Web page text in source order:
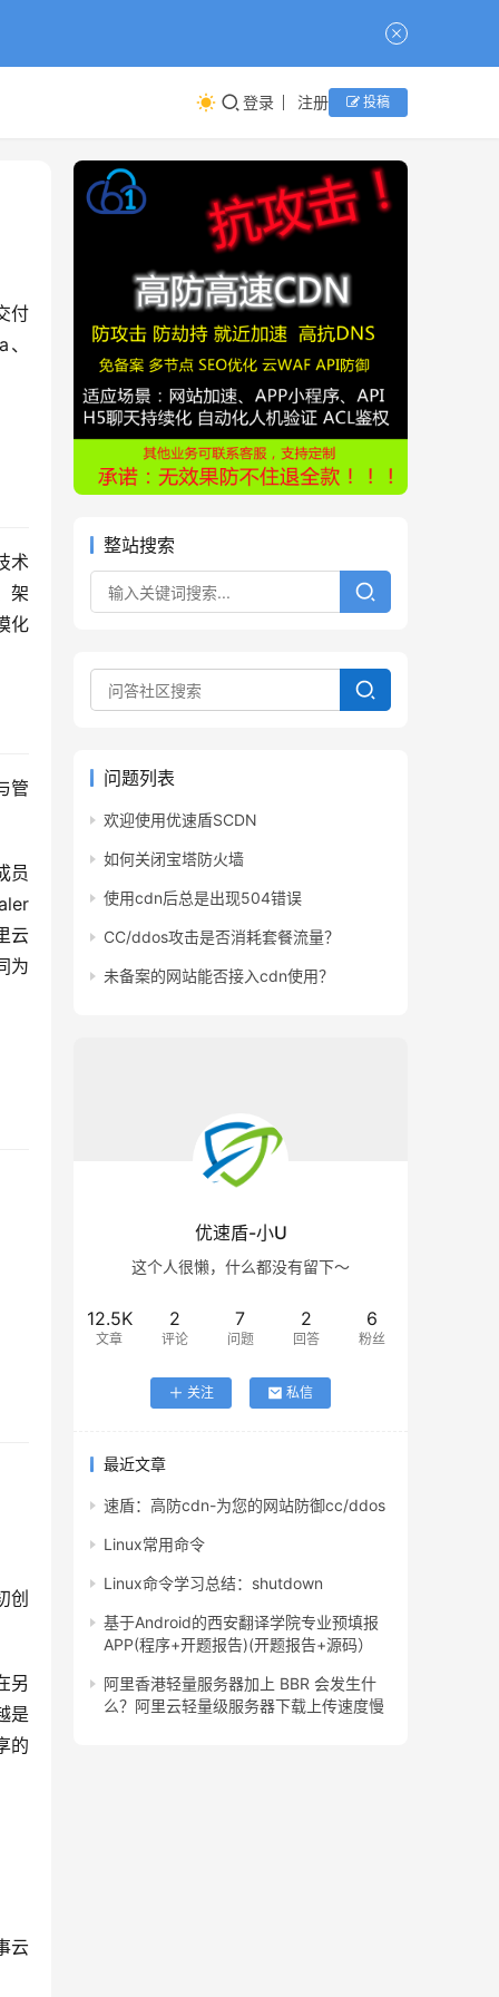
登录 注册 投稿
付
术
架
化
管
员
云
为
创
另
是
的
云
整站搜索
问题列表
欢迎使用优速盾SCDN
如何关闭宝塔防火墙
使用cdn后总是出现504错误
CC/ddos攻击是否消耗套餐流量？
未备案的网站能否接入cdn使用？
优速盾-小U
这个人很懒，什么都没有留下～
12.5K
文章
2
评论
7
问题
2
回答
6
粉丝
关注 私信
最近文章
速盾：高防cdn-为您的网站防御cc/ddos
Linux常用命令
Linux命令学习总结：shutdown
基于Android的西安翻译学院专业预填报
APP(程序+开题报告)(开题报告+源码）
阿里香港轻量服务器加上 BBR 会发生什
么？阿里云轻量级服务器下载上传速度慢